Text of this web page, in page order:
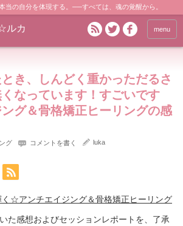
当の自分を体現する。──すべては、魂の覚醒から。
ルカ
menu
き、しんどく重かっただるさ
なっています！すごいです
ング＆骨格矯正ヒーリングの感
グ コメントを書く luka
く☆アンチエイジング＆骨格矯正ヒーリング
た感想およびセッションレポートを、了承